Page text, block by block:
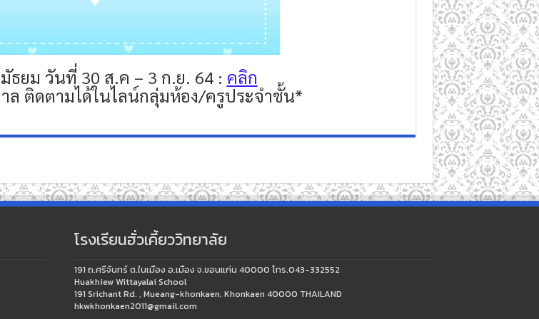
ธยม วันที่ 30 ส.ค – 3 ก.ย. 64 : คลิก
ล ติดตามได้ในไลน์กลุ่มห้อง/ครูประจำชั้น*
โรงเรียนฮั่วเคี้ยววิทยาลัย
191 ถ.ศรีจันทร์ ต.ในเมือง อ.เมือง จ.ขอนแก่น 40000 โทร.043-332552
Huakhiew Wittayalai School
191 Srichant Rd. , Mueang-khonkaen, Khonkaen 40000 THAILAND
hkwkhonkaen2011@gmail.com